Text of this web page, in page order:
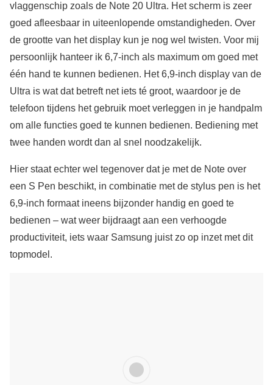
vlaggenschip zoals de Note 20 Ultra. Het scherm is zeer
goed afleesbaar in uiteenlopende omstandigheden. Over
de grootte van het display kun je nog wel twisten. Voor mij
persoonlijk hanteer ik 6,7-inch als maximum om goed met
één hand te kunnen bedienen. Het 6,9-inch display van de
Ultra is wat dat betreft net iets té groot, waardoor je de
telefoon tijdens het gebruik moet verleggen in je handpalm
om alle functies goed te kunnen bedienen. Bediening met
twee handen wordt dan al snel noodzakelijk.
Hier staat echter wel tegenover dat je met de Note over
een S Pen beschikt, in combinatie met de stylus pen is het
6,9-inch formaat ineens bijzonder handig en goed te
bedienen – wat weer bijdraagt aan een verhoogde
productiviteit, iets waar Samsung juist zo op inzet met dit
topmodel.